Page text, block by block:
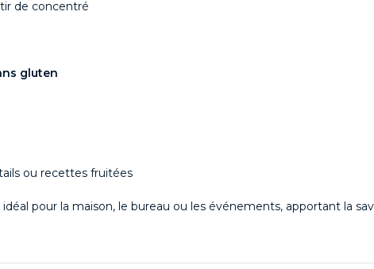
de concentré
gluten
ou recettes fruitées
pour la maison, le bureau ou les événements, apportant la